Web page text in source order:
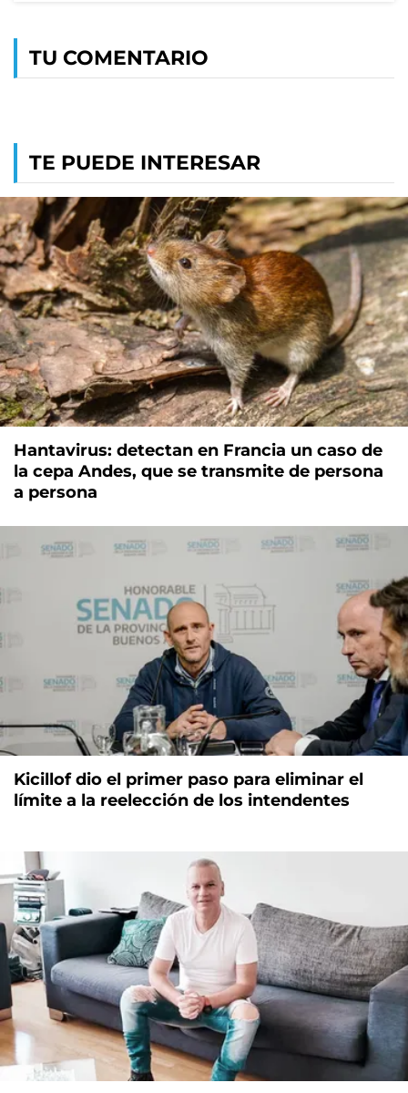
TU COMENTARIO
TE PUEDE INTERESAR
Hantavirus: detectan en Francia un caso de
la cepa Andes, que se transmite de persona
a persona
Kicillof dio el primer paso para eliminar el
límite a la reelección de los intendentes